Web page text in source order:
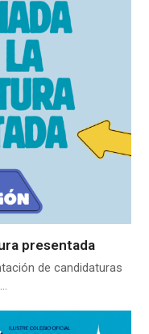
presentada
de candidaturas